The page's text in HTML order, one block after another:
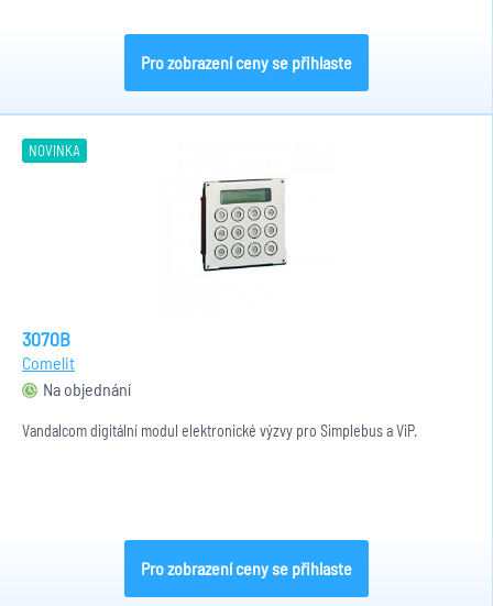
Pro zobrazení ceny se přihlaste
NOVINKA
3070B
Comelit
Na objednání
Vandalcom digitální modul elektronické výzvy pro Simplebus a ViP.
Pro zobrazení ceny se přihlaste